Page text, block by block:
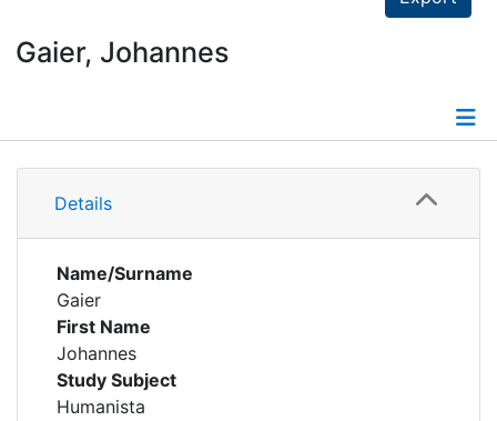
Gaier, Johannes
Details
Details
Name/Surname
Gaier
First Name
Johannes
Study Subject
Humanista